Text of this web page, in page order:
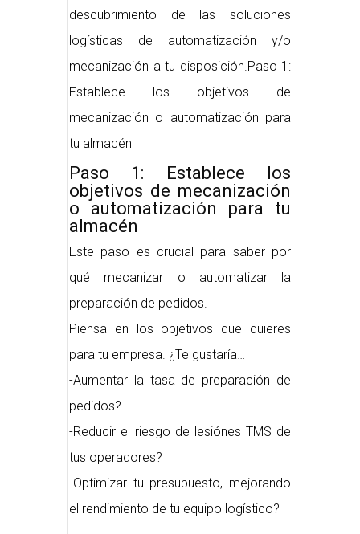
descubrimiento de las soluciones
logísticas de automatización y/o
mecanización a tu disposición.Paso 1:
Establece los objetivos de
mecanización o automatización para
tu almacén
Paso 1: Establece los
objetivos de mecanización
o automatización para tu
almacén
Este paso es crucial para saber por
qué mecanizar o automatizar la
preparación de pedidos.
Piensa en los objetivos que quieres
para tu empresa. ¿Te gustaría…
-Aumentar la tasa de preparación de
pedidos?
-Reducir el riesgo de lesiónes TMS de
tus operadores?
-Optimizar tu presupuesto, mejorando
el rendimiento de tu equipo logístico?